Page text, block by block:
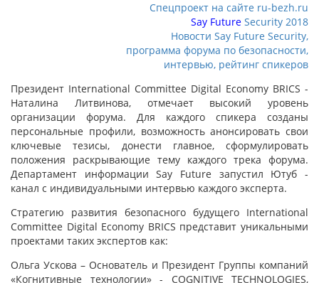
Спецпроект на сайте ru-bezh.ru
Say Future Security 2018
Новости Say Future Security,
программа форума по безопасности,
интервью, рейтинг спикеров
Президент International Committee Digital Economy BRICS -
Наталина Литвинова, отмечает высокий уровень
организации форума. Для каждого спикера созданы
персональные профили, возможность анонсировать свои
ключевые тезисы, донести главное, сформулировать
положения раскрывающие тему каждого трека форума.
Департамент информации Say Future запустил Ютуб -
канал с индивидуальными интервью каждого эксперта.
Стратегию развития безопасного будущего International
Committee Digital Economy BRICS представит уникальными
проектами таких экспертов как:
Ольга Ускова – Основатель и Президент Группы компаний
«Когнитивные технологии» - COGNITIVE TECHNOLOGIES,